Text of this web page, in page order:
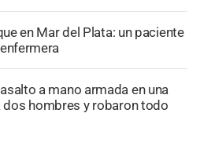
en Mar del Plata: un paciente
a mano armada en una
dos hombres y robaron todo